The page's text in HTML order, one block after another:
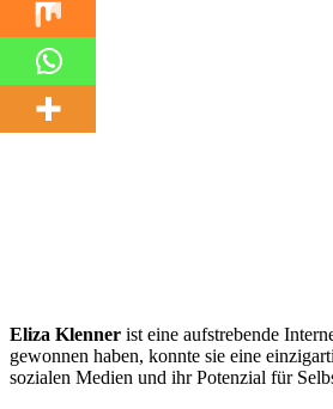
Eliza Klenner ist eine aufstrebende
gewonnen haben, konnte sie eine
sozialen Medien und ihr Potenzial für